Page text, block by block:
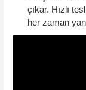
çıkar. Hızlı
her zaman